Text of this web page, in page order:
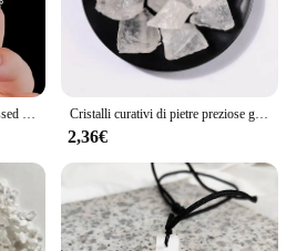
Natural Howlite Palm Hot Pressed Stone White turchese Family Healing Gemstone Ornaments Energy Crystal Gifts Cristalli curativi di pietre preziose grezze sfuse di cristallo di quarzo bianco naturale
2,36€